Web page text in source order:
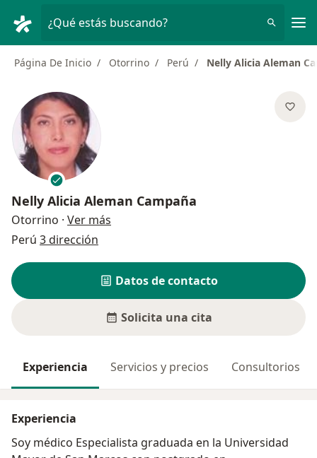
¿Qué estás buscando?
Página De Inicio Otorrino Perú Nelly Alicia Aleman
Nelly Alicia Aleman Campaña
Otorrino · Ver más
Perú 3 dirección
Datos de contacto
Solicita una cita
Experiencia Servicios y precios Consultorios
Experiencia
Soy médico Especialista graduada en la Universidad